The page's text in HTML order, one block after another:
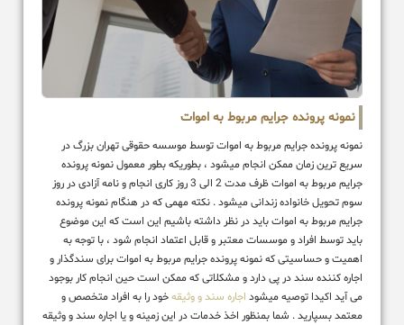
نمونه پرونده جرایم مربوط به اموات
نمونه پرونده جرایم مربوط به اموات توسط موسسه حقوقی تهران بزرگ در
سریع ترین زمان ممکن انجام میشود ، بطوریکه بطور معمول نمونه پرونده
جرایم مربوط به اموات ظرف مدت 2 الی 3 روز کاری انجام و نامه آزادی در روز
سوم تحویل خانواده زندانی میشود . نکته مهمی که در هنگام نمونه پرونده
جرایم مربوط به اموات باید در نظر داشته باشیم این است که این موضوع
باید توسط افراد و موسسات معتبر و قابل اعتماد انجام شود ، با توجه به
اهمیت و حساسیتی که نمونه پرونده جرایم مربوط به اموات برای سندگذار و
اجاره کننده سند در پی دارد و مشکلاتی که ممکن است حین انجام کار بوجود
می آید اکیدا توصیه میشود اجاره سند و وثیقهخود را به افراد متخصص و
معتمد بسپارید . شما بمنظور اخذ خدمات در این زمینه و یا اجاره سند و وثیقه